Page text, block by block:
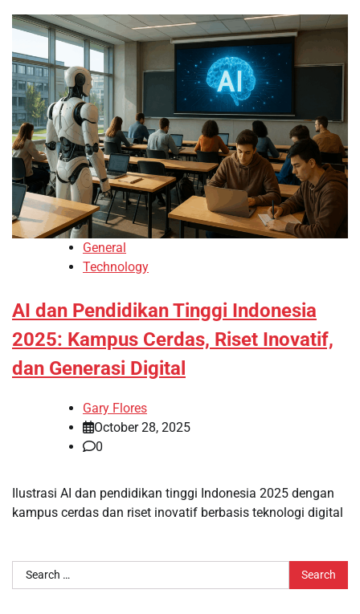
General
Technology
AI dan Pendidikan Tinggi Indonesia
2025: Kampus Cerdas, Riset Inovatif,
dan Generasi Digital
Gary Flores
October 28, 2025
0
Ilustrasi AI dan pendidikan tinggi Indonesia 2025 dengan
kampus cerdas dan riset inovatif berbasis teknologi digital
Search
for: